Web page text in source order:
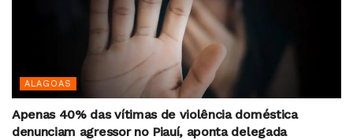
ALAGOAS
Apenas 40% das vítimas de violência doméstica
denunciam agressor no Piauí, aponta delegada